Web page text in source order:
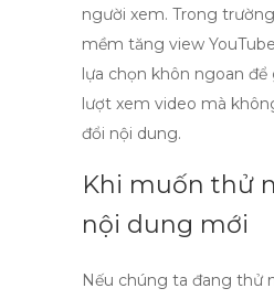
người xem. Trong
mềm tăng view YouTube
lựa chọn khôn ngoan để
lượt xem video mà
đổi nội dung.
Khi muốn thử
nội dung mới
Nếu chúng ta đang thử